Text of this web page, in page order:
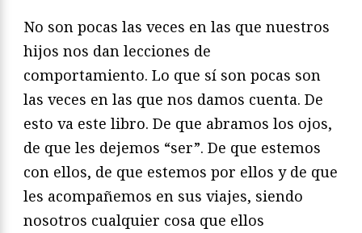
No son pocas las veces en las que nuestros
hijos nos dan lecciones de
comportamiento. Lo que sí son pocas son
las veces en las que nos damos cuenta. De
esto va este libro. De que abramos los ojos,
de que les dejemos “ser”. De que estemos
con ellos, de que estemos por ellos y de que
les acompañemos en sus viajes, siendo
nosotros cualquier cosa que ellos